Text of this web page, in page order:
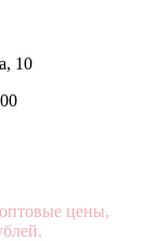
10
цены,